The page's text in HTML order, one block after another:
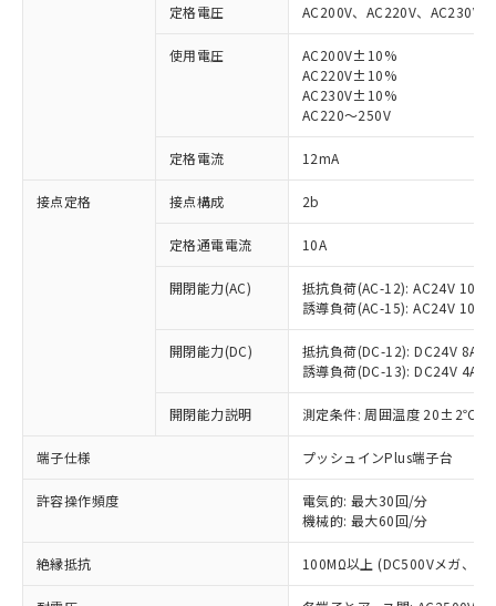
定格電圧 AC200V、AC220V、AC230V
使用電圧
AC200V±10%
AC220V±10%
AC230V±10%
AC220～250V
定格電流 12mA
接点定格 接点構成 2b
定格通電電流 10A
開閉能力(AC)
抵抗負荷(AC-12): AC24V 10A/
誘導負荷(AC-15): AC24V
開閉能力(DC)
抵抗負荷(DC-12): DC24V 8A/
誘導負荷(DC-13): DC24V 4A/
開閉能力説明 測定条件: 周囲温度 20±2℃、
端子仕様 プッシュインPlus端子台
許容操作頻度
電気的: 最大30回/分
機械的: 最大60回/分
絶縁抵抗 100MΩ以上 (DC500Vメガ、点
以下の条件をお読みいただき、同意のうえ
本サービスは、当社制御機器事業取扱
商品の当社在庫状況および標準価格
(税抜)を提供させていただくもので
本サービスの対象外となる商品もある
ことをご了承ください。
在庫状況および標準価格照会結果は、
記載している更新日時点での社内デー
タに基づき作成されるものであり、閲
覧された時点での実際の在庫および標
対応済み：EU RoHS指令（10物質）の
非含有に対応した製品が提供可能な商品で
対応予定：EU RoHS指令（10物質）の非含
有に対応した製品に切り替える予定のある
対応予定なし：EU RoHS指令（10物質）の
非含有に非対応の商品で、対応品を出す予
調査・確認中：EU RoHS指令（10物質）の
非含有の対応状況を調査中または確認中の
非該当品：ライセンス料など無形物で、有
害物質有無と関係のない商品です。
仕入先様の事情により、非含有部品として
いたものが、含有品と判明した場合などや
むを得ず変更することがあります。
鉛(Pb) 1000ppm以下、 水銀(Hg) 1000ppm以下、 カド
六価クロム(Cr(Ⅵ)) 1000ppm以下、ポリ臭化ビフェニル
※1 中国RoHS○×表
「○」：最大均質材料含有率が中国RoHSの
基準値以下であることを示します。
「×」：最大均質材料含有率が中国RoHSの
基準値を超えていることを示します。
「－」：未確認です。当社販売部門へお問
*中国RoHS10物質の基準値 (GB/T26572)：
Pb(鉛) :1000ppm、 Hg(水銀) : 1000ppm、 Cd(カドミウ
当社は、これら貴社製品のうち、外国
為替および外国貿易法に定める商品
（以下｢規制貨物等」という）を輸出
または国外への提供する場合は、日本
国政府の輸出許可(または役務取引許
可)を取得するなどの必要な手続きを